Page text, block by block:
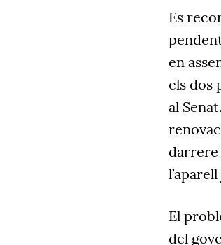
Es
en
els dos
al
darrere
El
del